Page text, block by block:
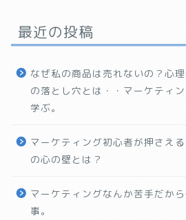
最近の投稿
なぜ私の商品は売れないの？心
の落とし穴とは・・マーケティ
学ぶ。
マーケティング初心者が押さえ
の心の壁とは？
マーケティングなんか苦手だか
事。